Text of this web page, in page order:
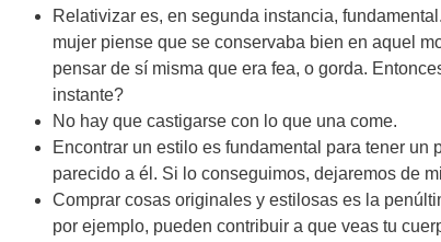
Relativizar es, en segunda instancia,
mujer piense que se conservaba bien en aquel
pensar de sí misma que era fea, o gorda.
instante?
No hay que castigarse con lo que una come.
Encontrar un estilo es fundamental para tener
parecido a él. Si lo conseguimos, dejaremos de
Comprar cosas originales y estilosas es la
por ejemplo, pueden contribuir a que veas tu